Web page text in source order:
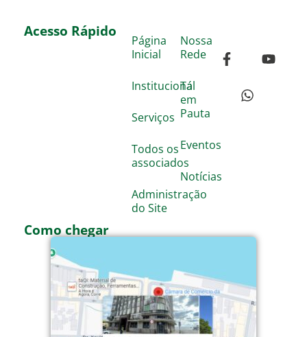
Acesso Rápido
Página
Inicial
Institucional
Serviços
Todos os
associados
Administração
do Site
Nossa
Rede
Tá
em
Pauta
Eventos
Notícias
Como chegar